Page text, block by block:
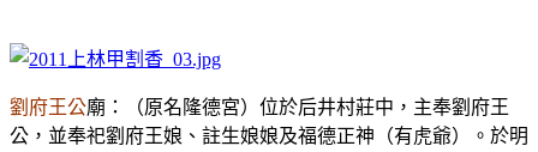
劉府王公廟：（原名隆德宮）位於后井村莊中，主奉劉府王
公，並奉祀劉府王娘、註生娘娘及福德正神（有虎爺）。於明